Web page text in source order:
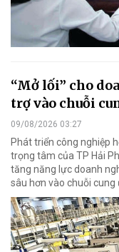
“Mở lối” cho
trợ vào chuỗi
09/08/2026 03:27
Phát triển công nghiệp
trọng tâm của TP Hải
tăng năng lực doanh
sâu hơn vào chuỗi cung